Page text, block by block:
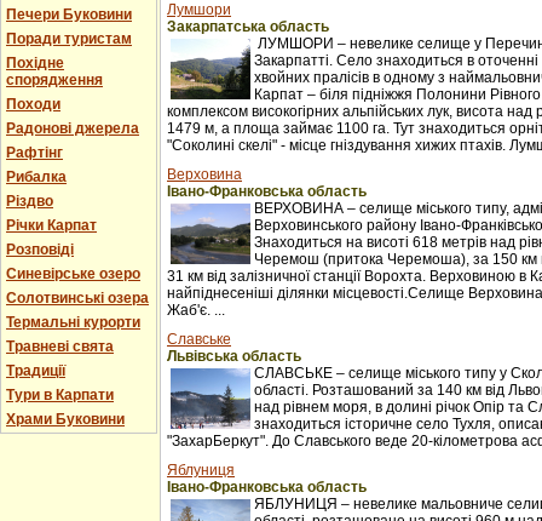
Печери Буковини
Поради туристам
Похідне
спорядження
Походи
Радонові джерела
Рафтінг
Рибалка
Різдво
Річки Карпат
Розповіді
Синевірське озеро
Солотвинські озера
Термальні курорти
Травневі свята
Традиції
Тури в Карпати
Храми Буковини
Лумшори
Закарпатська область
ЛУМШОРИ – невелике селище у
Закарпатті. Село знаходиться в оточенні
хвойних пралісів в одному з
Карпат – біля підніжжя Полонини
комплексом високогірних альпійських лук, висота над
1479 м, а площа займає 1100 га. Тут знаходиться
"Соколині скелі" - місце гніздування хижих птахів.
Верховина
Івано-Франковська область
ВЕРХОВИНА – селище міського типу,
Верховинського району Івано-
Знаходиться на висоті 618 метрів над
Черемош (притока Черемоша), за 150 км
31 км від залізничної станції Ворохта. Верховиною в
найпіднесеніші ділянки місцевості.Селище
Жаб'є. ...
Славське
Львівська область
СЛАВСЬКЕ – селище міського типу у
області. Розташований за 140 км від
над рівнем моря, в долині річок Опір та
знаходиться історичне село Тухля,
"ЗахарБеркут". До Славського веде 20-кілометрова
Яблуниця
Івано-Франковська область
ЯБЛУНИЦЯ – невелике мальовниче